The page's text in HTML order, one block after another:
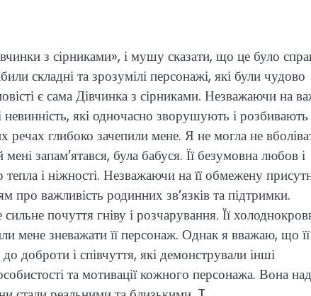
з сірниками», і мушу сказати, що це було
складні та зрозумілі персонажі, які були чудово
є сама Дівчинка з сірниками. Незважаючи на
які одночасно зворушують і розбивають
речах глибоко зачепили мене. Я не могла не
запам’ятався, була бабуся. Її безумовна любов і
і ніжності. Незважаючи на її обмежену
про важливість родинних зв’язків та підтримки.
почуття гніву і розчарування. Її
мене зневажати її персонаж. Однак я вважаю, що її
доброти і співчуття, які демонстрували інші
та мотивації кожного персонажа. Вона